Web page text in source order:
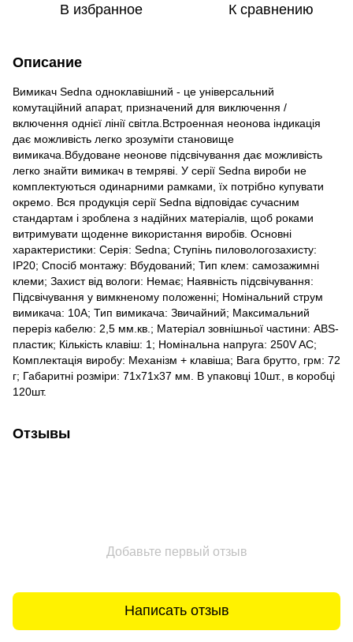
В избранное К сравнению
Описание
Вимикач Sedna одноклавішний - це універсальний
комутаційний апарат, призначений для виключення /
включення однієї лінії світла.Встроенная неонова індикація
дає можливість легко зрозуміти становище
вимикача.Вбудоване неонове підсвічування дає можливість
легко знайти вимикач в темряві. У серії Sedna вироби не
комплектуються одинарними рамками, їх потрібно купувати
окремо. Вся продукція серії Sedna відповідає сучасним
стандартам і зроблена з надійних матеріалів, щоб роками
витримувати щоденне використання виробів. Основні
характеристики: Серія: Sedna; Ступінь пиловологозахисту:
IP20; Спосіб монтажу: Вбудований; Тип клем: самозажимні
клеми; Захист від вологи: Немає; Наявність підсвічування:
Підсвічування у вимкненому положенні; Номінальний струм
вимикача: 10А; Тип вимикача: Звичайний; Максимальний
переріз кабелю: 2,5 мм.кв.; Матеріал зовнішньої частини: ABS-
пластик; Кількість клавіш: 1; Номінальна напруга: 250V AC;
Комплектація виробу: Механізм + клавіша; Вага брутто, грм: 72
г; Габаритні розміри: 71x71x37 мм. В упаковці 10шт., в коробці
120шт.
Отзывы
Добавьте первый отзыв
Написать отзыв